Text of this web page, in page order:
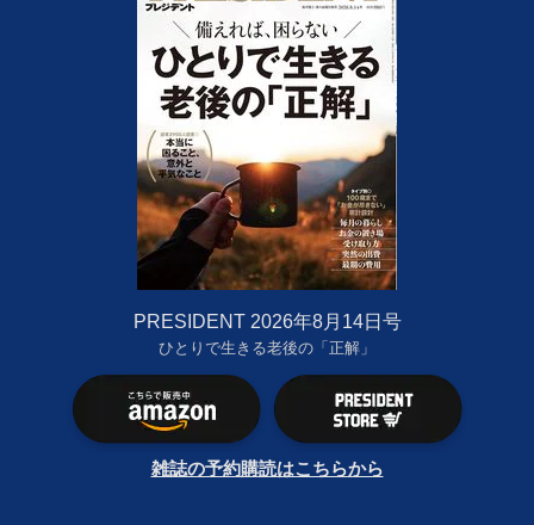
PRESIDENT 2026年8月14日号
ひとりで生きる老後の「正解」
雑誌の予約購読はこちらから